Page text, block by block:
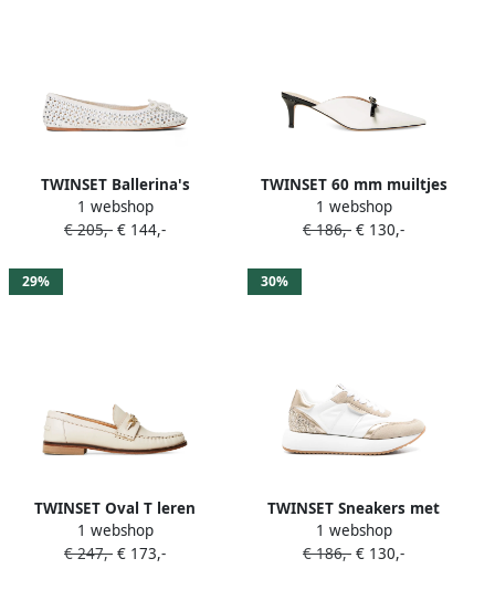
TWINSET Ballerina's
verfraaid met stras Wit
1 webshop
€ 205,- € 144,-
TWINSET 60 mm muiltjes
van imitatieleer Wit
1 webshop
€ 186,- € 130,-
29%
TWINSET Oval T leren
loafers Wit
1 webshop
€ 247,- € 173,-
30%
TWINSET Sneakers met
glitters Wit
1 webshop
€ 186,- € 130,-